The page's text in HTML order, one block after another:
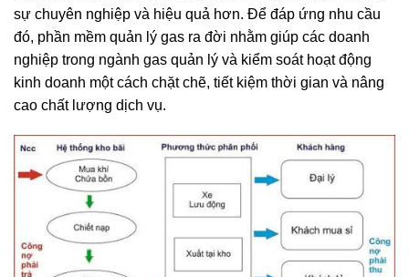
sự chuyên nghiệp và hiệu quả hơn. Để đáp ứng nhu cầu
đó, phần mềm quản lý gas ra đời nhằm giúp các doanh
nghiệp trong ngành gas quản lý và kiểm soát hoạt động
kinh doanh một cách chặt chẽ, tiết kiệm thời gian và nâng
cao chất lượng dịch vụ.